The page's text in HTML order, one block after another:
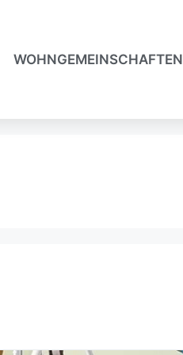
WOHNGEMEINSCHAFTEN